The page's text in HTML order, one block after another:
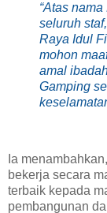
‎“Atas
seluruh
Raya Idul
mohon
amal
Gamping
‎Ia
bekerja secara
terbaik kepada
pembangunan